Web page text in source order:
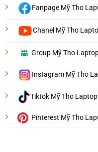
Fanpage Mỹ Tho
Chanel Mỹ Tho
Group Mỹ Tho
Instagram Mỹ Tho
Tiktok Mỹ Tho Laptop
Pinterest Mỹ Tho